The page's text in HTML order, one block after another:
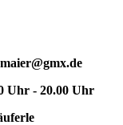
Uhr - 20.00 Uhr